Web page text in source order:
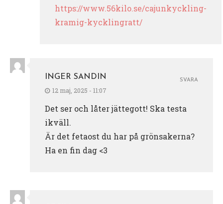
https://www.56kilo.se/cajunkyckling-
kramig-kycklingratt/
INGER SANDIN
12 maj, 2025 - 11:07
Det ser och låter jättegott! Ska testa
ikväll.
Är det fetaost du har på grönsakerna?
Ha en fin dag <3
SVARA